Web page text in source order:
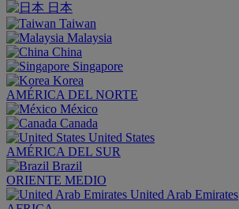
日本
Taiwan
Malaysia
China
Singapore
Korea
AMÉRICA DEL NORTE
México
Canada
United States
AMÉRICA DEL SUR
Brazil
ORIENTE MEDIO
United Arab Emirates